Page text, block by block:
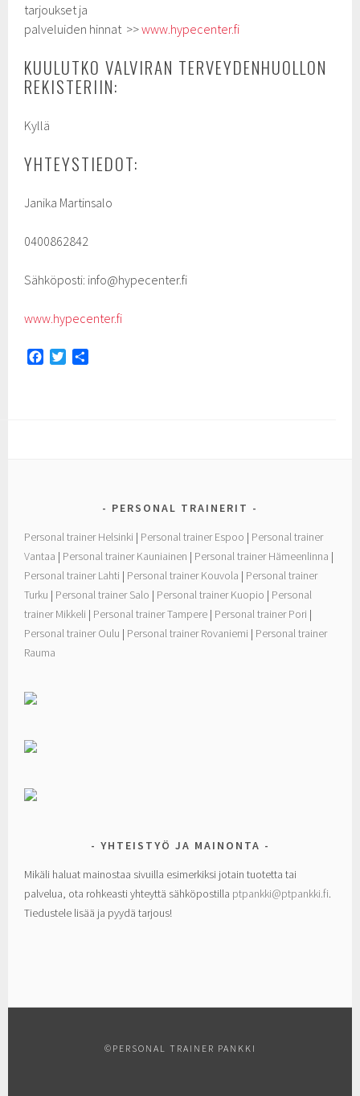
tarjoukset ja
palveluiden hinnat >>www.hypecenter.fi
KUULUTKO VALVIRAN TERVEYDENHUOLLON
REKISTERIIN:
Kyllä
YHTEYSTIEDOT:
Janika Martinsalo
0400862842
Sähköposti: info@hypecenter.fi
www.hypecenter.fi
PERSONAL TRAINERIT
Personal trainer Helsinki | Personal trainer Espoo | Personal trainer
Vantaa | Personal trainer Kauniainen | Personal trainer Hämeenlinna |
Personal trainer Lahti | Personal trainer Kouvola | Personal trainer
Turku | Personal trainer Salo | Personal trainer Kuopio | Personal
trainer Mikkeli | Personal trainer Tampere | Personal trainer Pori |
Personal trainer Oulu | Personal trainer Rovaniemi | Personal trainer
Rauma
YHTEISTYÖ JA MAINONTA
Mikäli haluat mainostaa sivuilla esimerkiksi jotain tuotetta tai
palvelua, ota rohkeasti yhteyttä sähköpostilla ptpankki@ptpankki.fi.
Tiedustele lisää ja pyydä tarjous!